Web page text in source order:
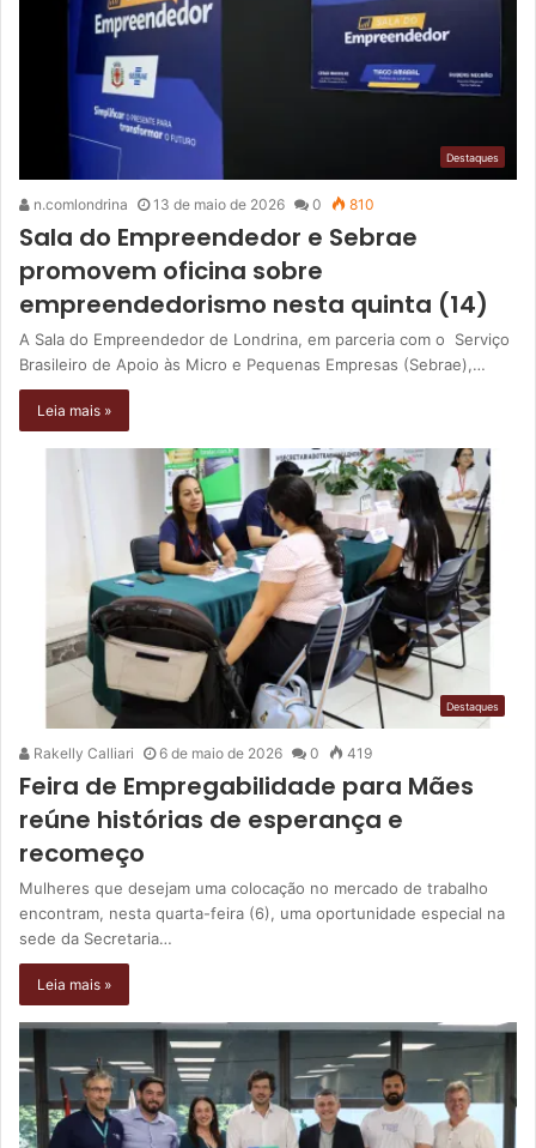
Destaques
n.comlondrina 13 de maio de 2026 0 810
Sala do Empreendedor e Sebrae
promovem oficina sobre
empreendedorismo nesta quinta (14)
A Sala do Empreendedor de Londrina, em parceria com o Serviço
Brasileiro de Apoio às Micro e Pequenas Empresas (Sebrae),…
Leia mais »
Destaques
Rakelly Calliari 6 de maio de 2026 0 419
Feira de Empregabilidade para Mães
reúne histórias de esperança e
recomeço
Mulheres que desejam uma colocação no mercado de trabalho
encontram, nesta quarta-feira (6), uma oportunidade especial na
sede da Secretaria…
Leia mais »